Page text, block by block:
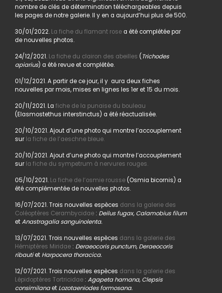
nombre de clés de détermination téléchargeables depuis
les pages de notre galerie. Il y en a aujourd’hui plus de 500.
30/01/2022. La fiche du flamant rosea été complétée par
de nouvelles photos.
24/12/2021. La fiche du clairon des abeilles ( Trichodes
apiarius) a été revue et complétée.
01/12/2021. A partir de ce jour, il y aura deux fiches
nouvelles par mois, mises en lignes les 1er et 15 du mois.
20/11/2021. La fiche de la punaise du bouleau
(Elasmostethus interstinctus) a été réactualisée.
20/10/2021. Ajout d’une photo qui montre l’accouplement
sur la fiche de l’aeschne bleue.
20/10/2021. Ajout d’une photo qui montre l’accouplement
sur la fiche du sympetrum à nervures rouges.
05/10/2021. La fiche de l’osmie rousse(Osmia bicornis) a
été complémentée de nouvelles photos.
16/07/2021. Trois nouvelles espèces dans la galerie des
Coléoptères Cerambycidae: Deilus fugax, Calamobius filum
etAnastragalia sanguinolenta.
13/07/2021. Trois nouvelles espèces dans la galerie des
Hémiptères Miridae: Deraeocoris punctum, Deraeocoris
ribautiet Harpocera thoracica.
12/07/2021. Trois nouvelles espèces dans la galerie des
Lépidoptères Tortricidae: Agapeta hamana, Clepsis
consimilanaet Lozotaeniodes formosana.